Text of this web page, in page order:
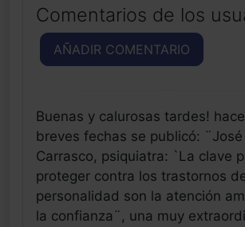
Comentarios de los
AÑADIR COMENTARIO
Buenas y calurosas tardes!
breves fechas se publicó: ¨José
Carrasco, psiquiatra: `La clave
proteger contra los trastornos
personalidad son la atención
la confianza¨, una muy